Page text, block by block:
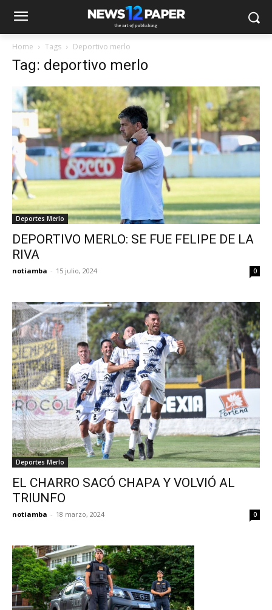
Home Tags Deportivo merlo
Tag: deportivo merlo
Deportes Merlo
DEPORTIVO MERLO: SE FUE FELIPE DE LA
RIVA
notiamba - 15 julio, 2024 0
Deportes Merlo
EL CHARRO SACÓ CHAPA Y VOLVIÓ AL
TRIUNFO
notiamba - 18 marzo, 2024 0